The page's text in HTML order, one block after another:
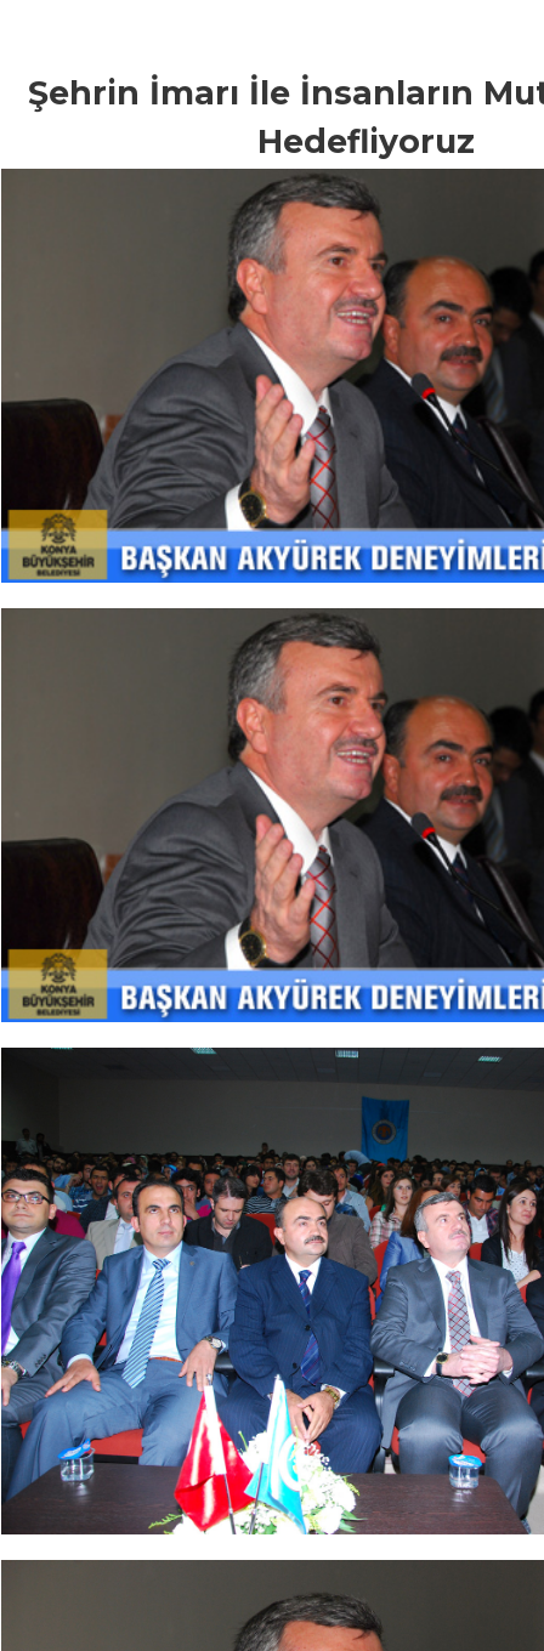
Şehrin İmarı İle İnsanların
Hedefliyoruz